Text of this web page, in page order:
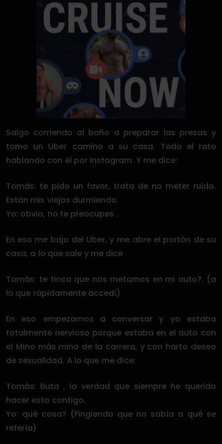
Salgo corriendo al baño a preparar las presas y
tomo un Uber camino a su casa. Todo el rato
hablando con él por Instagram. Y me dice:
Tomás: te pido un favor, trata de no meter ruido.
Están mis viejos durmiendo.
Yo: obvio, no te preocupes .
En eso me bajo del Uber, y me abre el portón de su
casa, a lo que sale y me dice
Tomás: te tinca que nos metamos en mi auto?. (a
lo que rápidamente accedí)
En eso empezamos a conversar y yo estaba
totalmente nervioso porque estaba en el auto con
el Mino más mino de la carrera, y con harto deseo
de sexualidad. A lo que me dice:
Tomás: Buta , la verdad que siempre he querido
hacer esto contigo.
Yo: qué cosa? (Fingiendo que no sabía a qué se
refería)